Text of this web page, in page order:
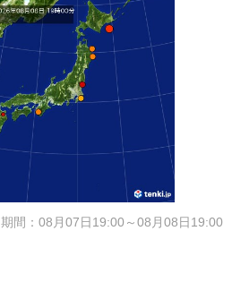
期間：08月07日19:00～08月08日19:00